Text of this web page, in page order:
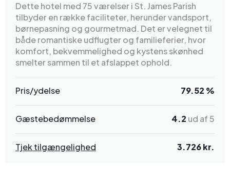
Dette hotel med 75 værelser i St. James Parish
tilbyder en række faciliteter, herunder vandsport,
børnepasning og gourmetmad. Det er velegnet til
både romantiske udflugter og familieferier, hvor
komfort, bekvemmelighed og kystens skønhed
smelter sammen til et afslappet ophold.
Pris/ydelse 79.52 %
Gæstebedømmelse 4.2 ud af 5
Tjek tilgængelighed 3.726 kr.